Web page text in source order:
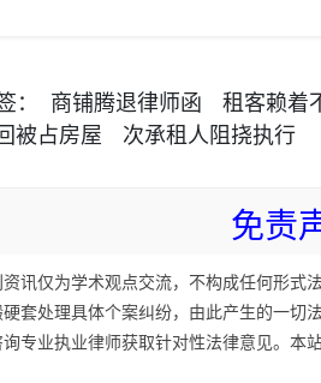
： 商铺腾退律师函 租客赖着
被占房屋 次承租人阻挠执行
免责
讯仅为学术观点交流，不构成任何形式
套处理具体个案纠纷，由此产生的一切
专业执业律师获取针对性法律意见。本